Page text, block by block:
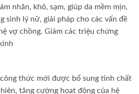
nhăn, khô, sạm, giúp da mềm mịn,
sinh lý nữ, giải pháp cho các vấn đề
vợ chồng. Giảm các triệu chứng
thức mới được bổ sung tinh chất
tăng cường hoạt động của hệ